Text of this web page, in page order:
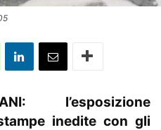
l’esposizione
inedite con gli